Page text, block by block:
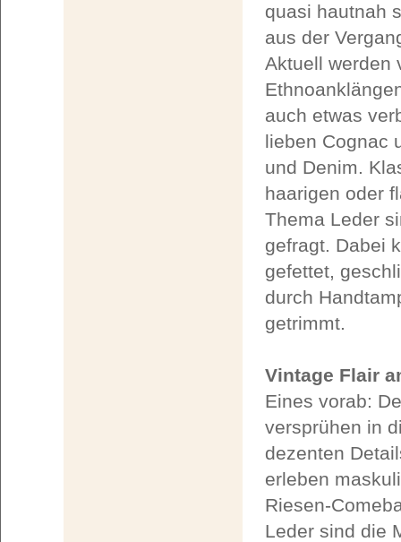
quasi hautnah
aus der
Aktuell werden
auch etwas
lieben Cognac
und Denim.
haarigen oder
Thema Leder
gefragt. Dabei
gefettet,
durch
getrimmt.
Vintage Flair
Eines vorab:
versprühen in
dezenten
erleben
Riesen-
Leder sind die